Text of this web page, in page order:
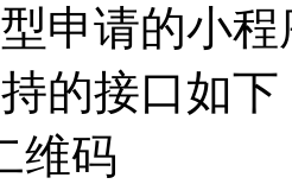
申请的小
的接口如下
维码